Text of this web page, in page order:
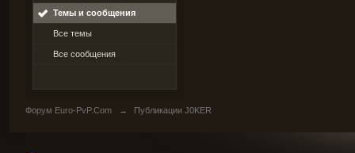
Темы и сообщения
Все темы
Все сообщения
Форум Euro-PvP.Com → Публикации J0KER